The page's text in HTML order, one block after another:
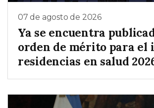
07 de agosto de 2026
Ya se encuentra
orden de mérito para el
residencias en salud